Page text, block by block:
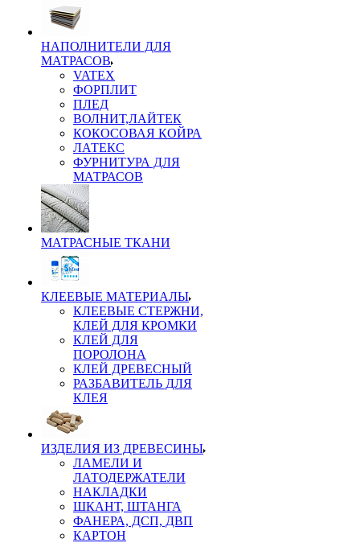
НАПОЛНИТЕЛИ ДЛЯ
МАТРАСОВ
VATEX
ФОРПЛИТ
ПЛЕД
ВОЛНИТ,ЛАЙТЕК
КОКОСОВАЯ КОЙРА
ЛАТЕКС
ФУРНИТУРА ДЛЯ
МАТРАСОВ
МАТРАСНЫЕ ТКАНИ
КЛЕЕВЫЕ МАТЕРИАЛЫ
КЛЕЕВЫЕ СТЕРЖНИ,
КЛЕЙ ДЛЯ КРОМКИ
КЛЕЙ ДЛЯ
ПОРОЛОНА
КЛЕЙ ДРЕВЕСНЫЙ
РАЗБАВИТЕЛЬ ДЛЯ
КЛЕЯ
ИЗДЕЛИЯ ИЗ ДРЕВЕСИНЫ
ЛАМЕЛИ И
ЛАТОДЕРЖАТЕЛИ
НАКЛАДКИ
ШКАНТ, ШТАНГА
ФАНЕРА, ДСП, ДВП
КАРТОН